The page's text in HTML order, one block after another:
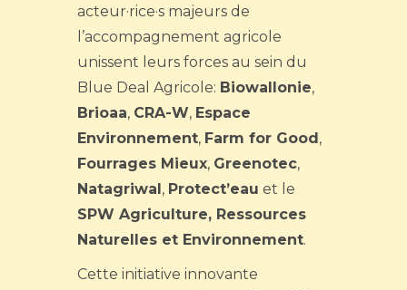
acteur·rice·s majeurs de
l’accompagnement agricole
unissent leurs forces au sein du
Blue Deal Agricole: Biowallonie,
Brioaa, CRA-W, Espace
Environnement, Farm for Good,
Fourrages Mieux, Greenotec,
Natagriwal, Protect’eau et le
SPW Agriculture, Ressources
Naturelles et Environnement.
Cette initiative innovante